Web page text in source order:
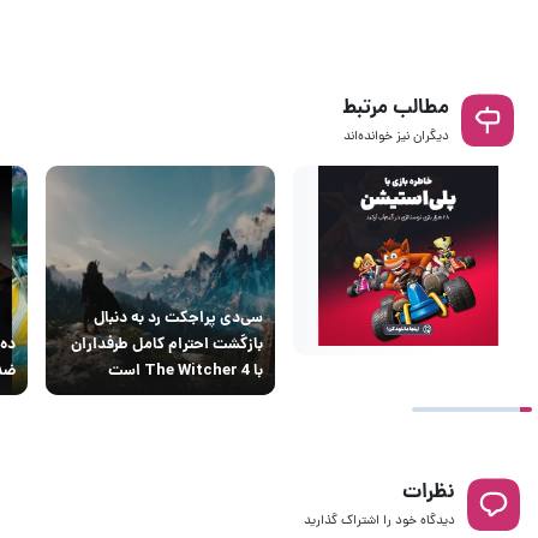
مطالب مرتبط
دیگران نیز خوانده‌اند
سی‌دی پراجکت رد به دنبال
بازگشت احترام کامل طرفداران
با The Witcher 4 است
نظرات
دیدگاه خود را اشتراک گذارید